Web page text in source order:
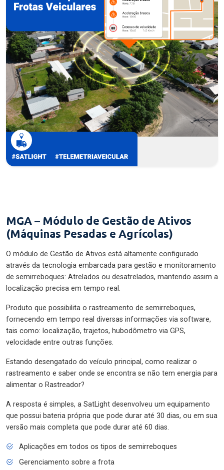
MGA – Módulo de Gestão de Ativos
(Máquinas Pesadas e Agrícolas)
O módulo de Gestão de Ativos está altamente configurado
através da tecnologia embarcada para gestão e monitoramento
de semirreboques: Atrelados ou desatrelados, mantendo assim a
localização precisa em tempo real.
Produto que possibilita o rastreamento de semirreboques,
fornecendo em tempo real diversas informações via software,
tais como: localização, trajetos, hubodômetro via GPS,
velocidade entre outras funções.
Estando desengatado do veículo principal, como realizar o
rastreamento e saber onde se encontra se não tem energia para
alimentar o Rastreador?
A resposta é simples, a SatLight desenvolveu um equipamento
que possui bateria própria que pode durar até 30 dias, ou em sua
versão mais completa que pode durar até 60 dias.
Aplicações em todos os tipos de semirreboques
Gerenciamento sobre a frota